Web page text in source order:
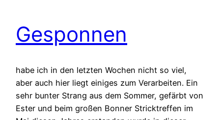
Gesponnen
habe ich in den letzten Wochen nicht so viel,
aber auch hier liegt einiges zum Verarbeiten. Ein
sehr bunter Strang aus dem Sommer, gefärbt von
Ester und beim großen Bonner Stricktreffen im